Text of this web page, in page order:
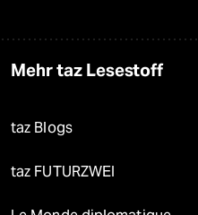
Mehr taz Lesestoff
taz Blogs
taz FUTURZWEI